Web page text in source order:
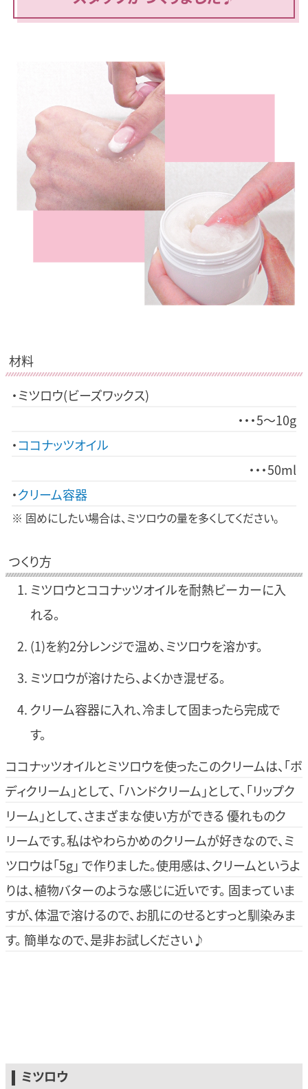
材料
ミツロウ(ビーズワックス)
5～10g
ココナッツオイル
50ml
クリーム容器
※ 固めにしたい場合は、ミツロウの量を多くしてください。
つくり方
ミツロウとココナッツオイルを耐熱ビーカーに入
れる。
(1)を約2分レンジで温め、ミツロウを溶かす。
ミツロウが溶けたら、よくかき混ぜる。
クリーム容器に入れ、冷まして固まったら完成で
す。
ココナッツオイルとミツロウを使ったこのクリームは、「ボ
ディクリーム」として、 「ハンドクリーム」として、「リップク
リーム」として、さまざまな使い方ができる 優れものク
リームです。私はやわらかめのクリームが好きなので、ミ
ツロウは「5g」 で作りました。使用感は、クリームというよ
りは、植物バターのような感じに近いです。 固まっていま
すが、体温で溶けるので、お肌にのせるとすっと馴染みま
す。 簡単なので、是非お試しください♪
ミツロウ